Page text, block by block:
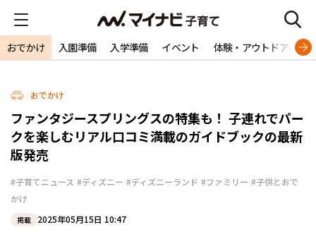
おでかけ 入園準備 入学準備 イベント 体験・アウトドア 旅
おでかけ
ファンタジースプリングスの特集も！ 子連れでパー
クを楽しむリアル口コミ満載のガイドブックの最新
版発売
#子育てニュース #ディズニー #ディズニーランド #ファミリー #子供とおで
かけ
掲載 2025年05月15日 10:47